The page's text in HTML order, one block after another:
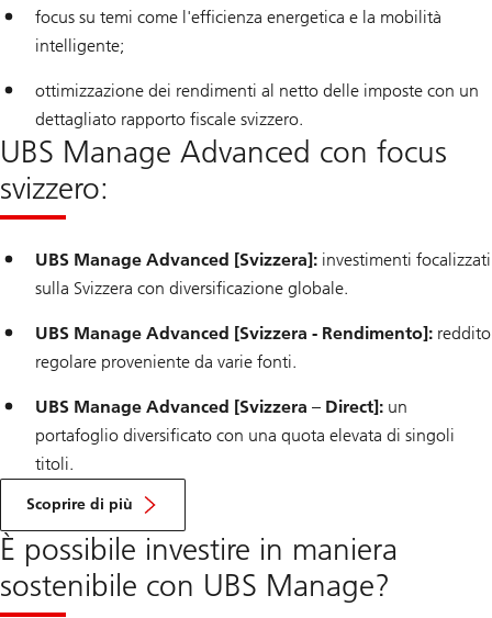
focus su temi come l'efficienza energetica e la mobilità
intelligente;
ottimizzazione dei rendimenti al netto delle imposte con un
dettagliato rapporto fiscale svizzero.
UBS Manage Advanced con focus
svizzero:
UBS Manage Advanced [Svizzera]: investimenti focalizzati
sulla Svizzera con diversificazione globale.
UBS Manage Advanced [Svizzera - Rendimento]: reddito
regolare proveniente da varie fonti.
UBS Manage Advanced [Svizzera – Direct]: un
portafoglio diversificato con una quota elevata di singoli
titoli.
Scoprire di più
Le
nostre
asset
È possibile investire in maniera
sostenibile con UBS Manage?